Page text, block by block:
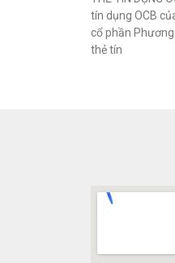
tín dụng OCB
cổ phần
thẻ tín